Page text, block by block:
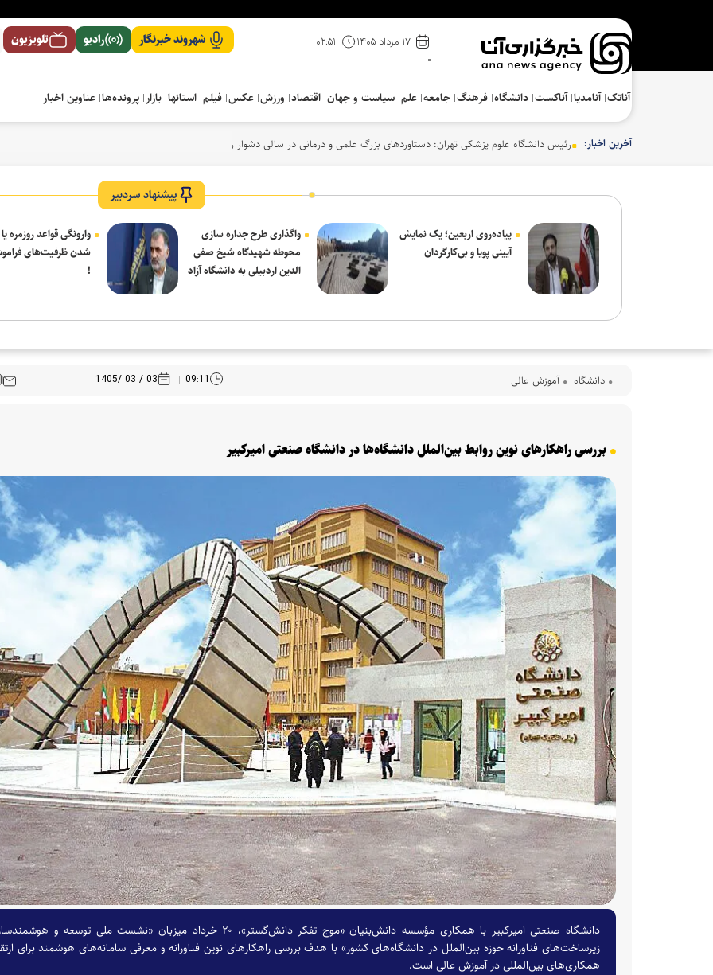
۱۷ مرداد ۱۴۰۵ ۰۲:۵۱ شهروند خبرنگار رادیو تلویزیون
آناتک آنامدیا آناکست دانشگاه فرهنگ‌ جامعه علم سیاست و جهان اقتصاد ورزش عکس فیلم استانها بازار پرونده‌ها عناوین اخبار
آخرین اخبار: رئیس دانشگاه علوم پزشکی تهران: دستاوردهای بزرگ علمی و درمانی در سالی دشوار رقم خورد
پیشنهاد سردبیر
پیاده‌روی اربعین؛ یک نمایش
آیینی پویا و بی‌کارگردان
واگذاری طرح جداره سازی
محوطه شهیدگاه شیخ صفی
الدین اردبیلی به دانشگاه آزاد
وارونگی قواعد روزمره
شدن ظرفیت‌های
!
دانشگاه آموزش عالی 09:11
03 / 03 /1405
بررسی راهکار‌های نوین روابط بین‌الملل دانشگاه‌ها در دانشگاه صنعتی امیرکبیر
دانشگاه صنعتی امیرکبیر با همکاری مؤسسه دانش‌بنیان «موج تفکر دانش‌گستر»، ۲۰ خرداد میزبان «نشست ملی توسعه و
زیرساخت‌های فناورانه حوزه بین‌الملل در دانشگاه‌های کشور» با هدف بررسی راهکار‌های نوین فناورانه و معرفی سامانه‌های هوشمند برای
همکاری‌های بین‌المللی در آموزش عالی است.